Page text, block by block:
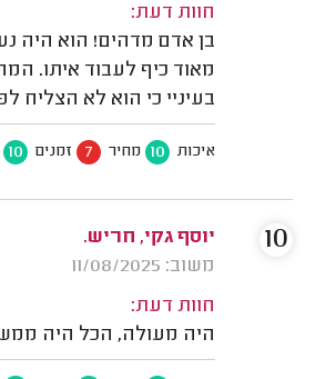
חוות דעת:
בן אדם מדהים! הוא היה
מאוד כיף לעבוד איתו.
בעיניי כי הוא לא הצליח
איכות 10 מחיר 7 זמנים 10
יוסף גקי, חריש.
משוב: 11/08/2025
חוות דעת:
היה מעולה, הכל היה
10